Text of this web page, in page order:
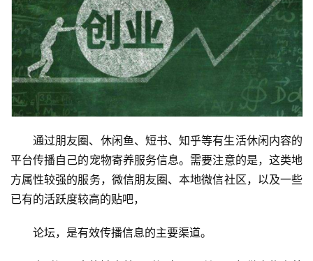
通过朋友圈、休闲鱼、短书、知乎等有生活休闲内容的
平台传播自己的宠物寄养服务信息。需要注意的是，这类地
方属性较强的服务，微信朋友圈、本地微信社区，以及一些
已有的活跃度较高的贴吧，
论坛，是有效传播信息的主要渠道。